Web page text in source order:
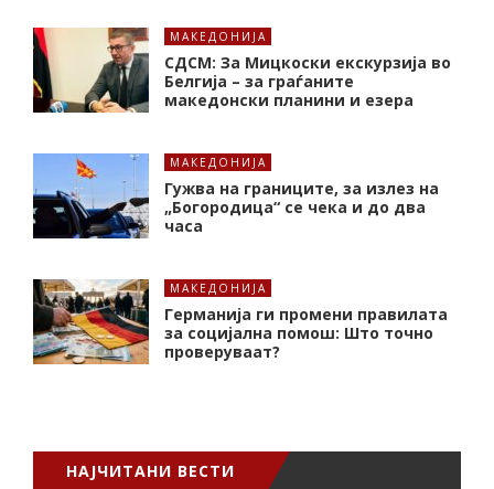
МАКЕДОНИЈА
СДСМ: За Мицкоски екскурзија во
Белгија – за граѓаните
македонски планини и езера
МАКЕДОНИЈА
Гужва на границите, за излез на
„Богородица“ се чека и до два
часа
МАКЕДОНИЈА
Германија ги промени правилата
за социјална помош: Што точно
проверуваат?
НАЈЧИТАНИ ВЕСТИ